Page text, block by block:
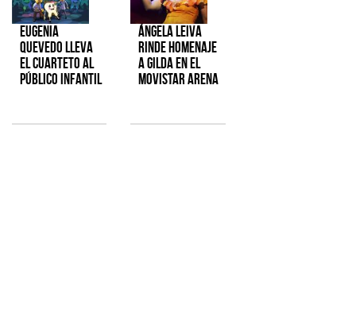
Eugenia
Quevedo lleva
el cuarteto al
público infantil
Ángela Leiva
rinde homenaje
a Gilda en el
Movistar Arena